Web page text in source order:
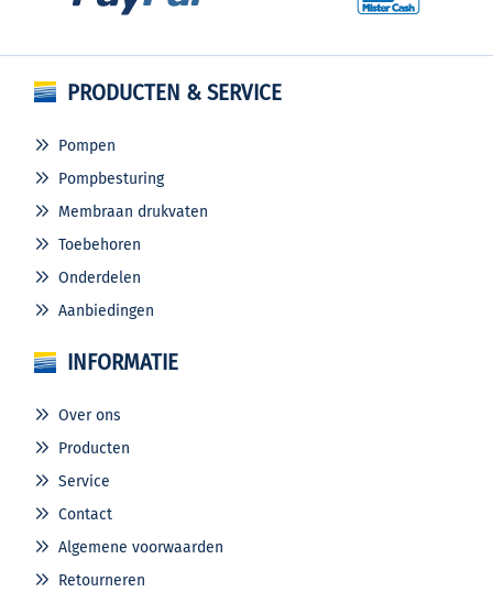
PRODUCTEN & SERVICE
Pompen
Pompbesturing
Membraan drukvaten
Toebehoren
Onderdelen
Aanbiedingen
INFORMATIE
Over ons
Producten
Service
Contact
Algemene voorwaarden
Retourneren